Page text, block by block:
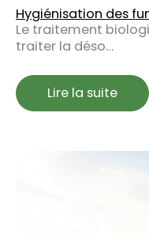
Hygiénisation des
Le traitement
traiter la déso…
Lire la suite